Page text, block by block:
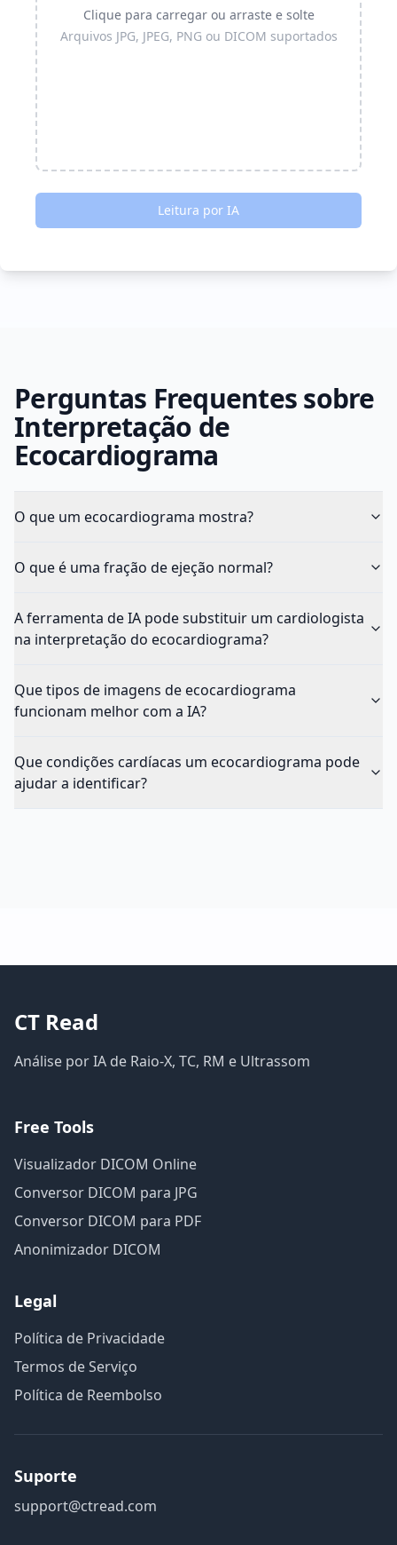
Clique para carregar ou arraste e solte
Arquivos JPG, JPEG, PNG ou DICOM suportados
Leitura por IA
Perguntas Frequentes sobre
Interpretação de
Ecocardiograma
O que um ecocardiograma mostra?
O que é uma fração de ejeção normal?
A ferramenta de IA pode substituir um cardiologista
na interpretação do ecocardiograma?
Que tipos de imagens de ecocardiograma
funcionam melhor com a IA?
Que condições cardíacas um ecocardiograma pode
ajudar a identificar?
CT Read
Análise por IA de Raio-X, TC, RM e Ultrassom
Free Tools
Visualizador DICOM Online
Conversor DICOM para JPG
Conversor DICOM para PDF
Anonimizador DICOM
Legal
Política de Privacidade
Termos de Serviço
Política de Reembolso
Suporte
support@ctread.com